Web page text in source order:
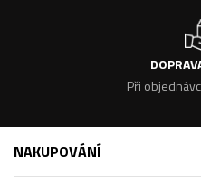
Při
NAKUPOVÁNÍ